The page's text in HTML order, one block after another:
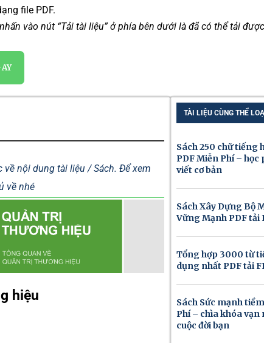
file PDF.
vào nút “Tải tài liệu” ở phía bên dưới là đã có thể tải
nội dung tài liệu / Sách. Để xem
về nhé
hiệu
TÀI LIỆU CÙNG THỂ LOẠI
Sách 250 chữ tiếng
PDF Miễn Phí –
viết cơ bản
Sách Xây Dựng Bộ
Vững Mạnh PDF tải
Tổng hợp 3000 từ
dụng nhất PDF tải
Sách Sức mạnh
Phí – chìa khóa vạn
cuộc đời bạn